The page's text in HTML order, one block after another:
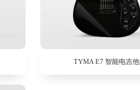
TYMA E7 智能电吉他